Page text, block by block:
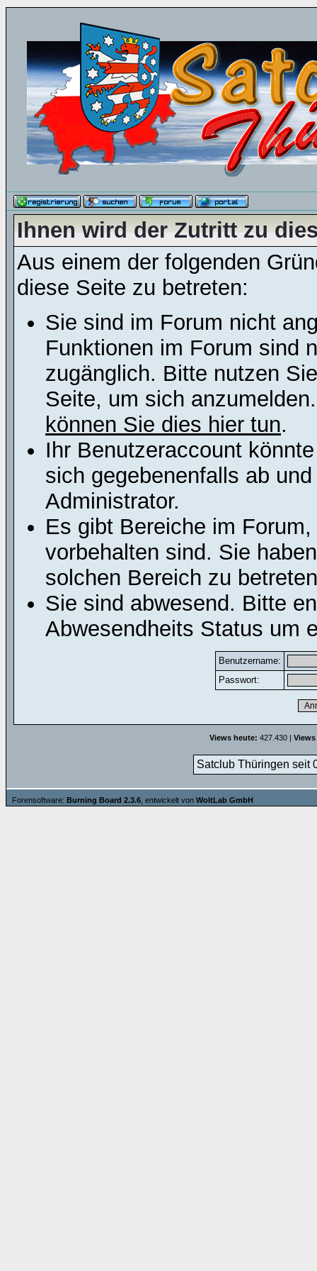
Ihnen wird der Zutritt zu
Aus einem der folgenden
diese Seite zu betreten:
Sie sind im Forum nicht
Funktionen im Forum sind
zugänglich. Bitte nutzen
Seite, um sich
können Sie dies hier tun.
Ihr Benutzeraccount
sich gegebenenfalls ab
Administrator.
Es gibt Bereiche im
vorbehalten sind. Sie
solchen Bereich zu
Sie sind abwesend. Bitte
Abwesendheits Status um
Benutzername:
Passwort:
Views heute: 427.430 |
Satclub Thüringen seit
Forensoftware: Burning Board 2.3.6 , entwickelt von WoltLab GmbH